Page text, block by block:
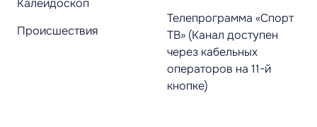
Калейдоскоп
Происшествия
Телепрограмма «Спорт
ТВ» (Канал доступен
через кабельных
операторов на 11-й
кнопке)